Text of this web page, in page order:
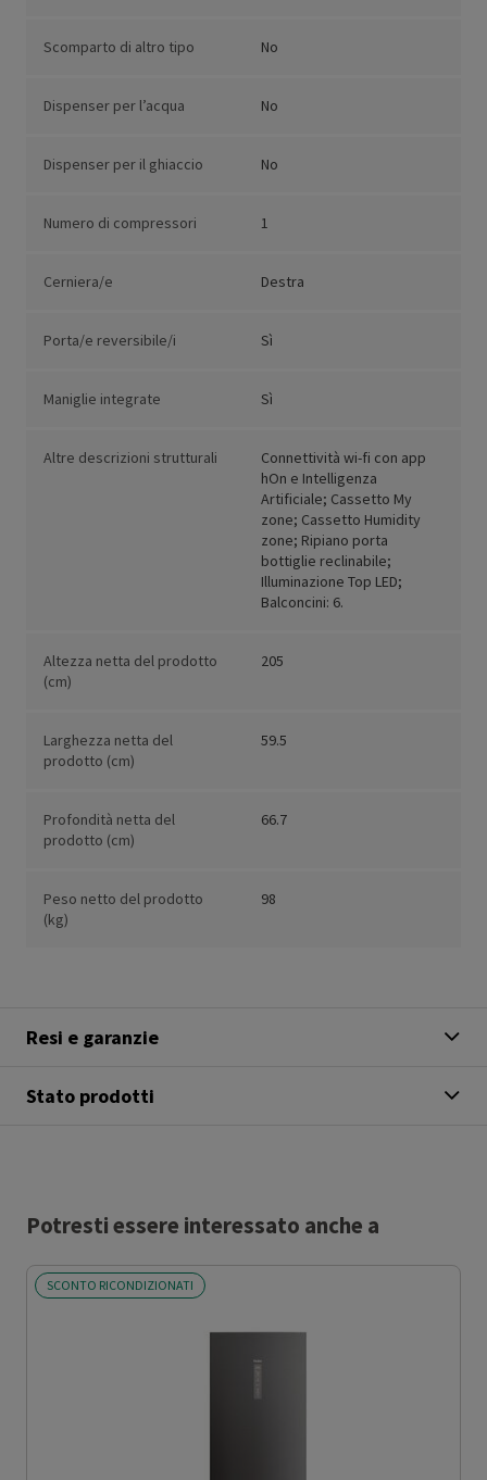
Scomparto di altro tipo No
Dispenser per l’acqua No
Dispenser per il ghiaccio No
Numero di compressori 1
Cerniera/e Destra
Porta/e reversibile/i Sì
Maniglie integrate Sì
Altre descrizioni strutturali
Connettività wi-fi con app
hOn e Intelligenza
Artificiale; Cassetto My
zone; Cassetto Humidity
zone; Ripiano porta
bottiglie reclinabile;
Illuminazione Top LED;
Balconcini: 6.
Altezza netta del prodotto
(cm)
205
Larghezza netta del
prodotto (cm)
59.5
Profondità netta del
prodotto (cm)
66.7
Peso netto del prodotto
(kg)
98
Resi e garanzie
Stato prodotti
Potresti essere interessato anche a
SCONTO RICONDIZIONATI